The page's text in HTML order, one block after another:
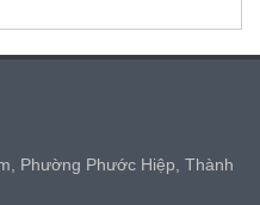
Phường Phước Hiệp, Thành